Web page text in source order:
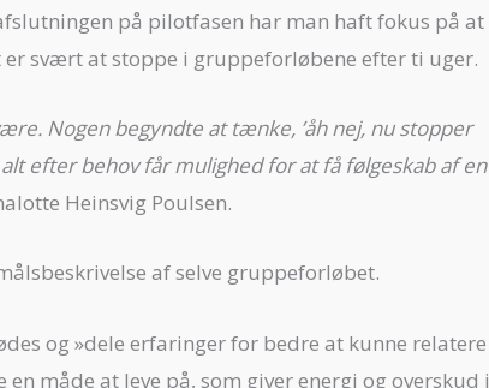
på pilotfasen har man haft fokus på at
svært at stoppe i gruppeforløbene efter ti uger.
Nogen begyndte at tænke, ’åh nej, nu stopper
efter behov får mulighed for at få følgeskab af en
Heinsvig Poulsen.
af selve gruppeforløbet.
og »dele erfaringer for bedre at kunne relatere
måde at leve på, som giver energi og overskud i